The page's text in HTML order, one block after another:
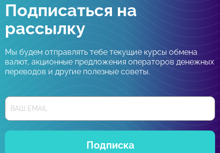
Подписаться на
рассылку
Мы будем отправлять тебе текущие курсы обмена
валют, акционные предложения операторов денежных
переводов и другие полезные советы.
Подписка